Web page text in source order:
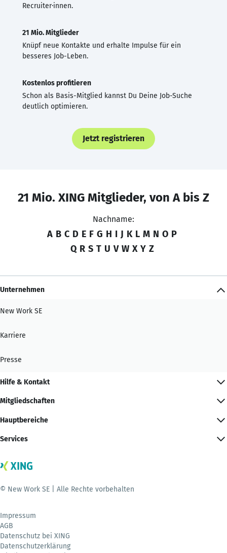
Recruiter·innen.
21 Mio. Mitglieder
Knüpf neue Kontakte und erhalte Impulse für ein
besseres Job-Leben.
Kostenlos profitieren
Schon als Basis-Mitglied kannst Du Deine Job-Suche
deutlich optimieren.
Jetzt registrieren
21 Mio. XING Mitglieder, von A bis Z
Nachname:
A B C D E F G H I J K L M N O P
Q R S T U V W X Y Z
Unternehmen
New Work SE
Karriere
Presse
Hilfe & Kontakt
Mitgliedschaften
Hauptbereiche
Services
© New Work SE | Alle Rechte vorbehalten
Impressum
AGB
Datenschutz bei XING
Datenschutzerklärung